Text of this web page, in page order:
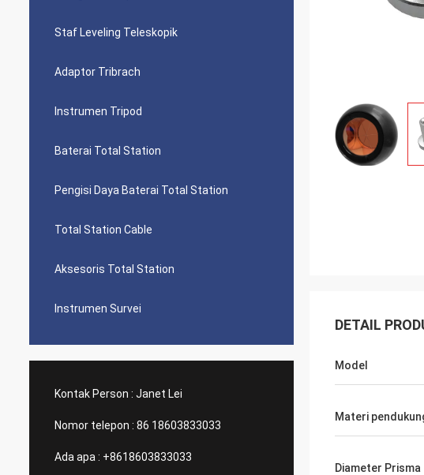
Staf Leveling Teleskopik
Adaptor Tribrach
Instrumen Tripod
Baterai Total Station
Pengisi Daya Baterai Total Station
Total Station Cable
Aksesoris Total Station
Instrumen Survei
Kontak Person : Janet Lei
Nomor telepon : 86 18603833033
Ada apa : +8618603833033
DETAIL
Model
Materi
Diameter Prisma